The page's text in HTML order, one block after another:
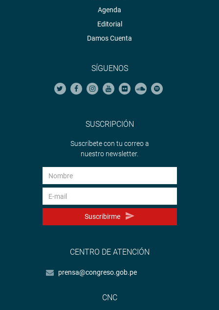
Agenda
Editorial
Damos Cuenta
SÍGUENOS
SUSCRIPCIÓN
Suscríbete con tu correo a
nuestro newsletter.
Suscribirme
CENTRO DE ATENCIÓN
prensa@congreso.gob.pe
CNC